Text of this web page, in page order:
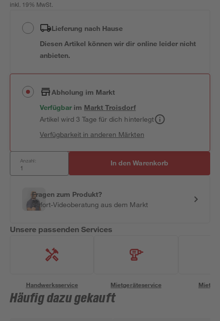
inkl. 19% MwSt.
Lieferung nach Hause
Diesen Artikel können wir dir online leider nicht
anbieten.
Abholung im Markt
Verfügbar im MarktTroisdorf
Artikel wird 3 Tage für dich hinterlegt
Verfügbarkeit in anderen Märkten
Anzahl: In den Warenkorb
Fragen zum Produkt?
Sofort-Videoberatung aus dem Markt
Unsere passenden Services
Handwerksservice Mietgeräteservice
Häufig dazu gekauft